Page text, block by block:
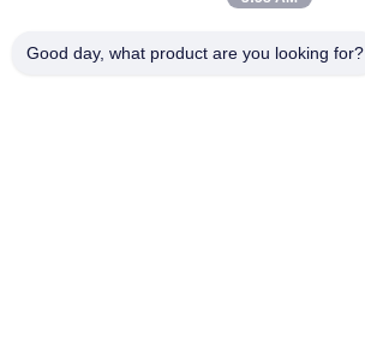
0086-13128969971
Good day, what product are you looking for?